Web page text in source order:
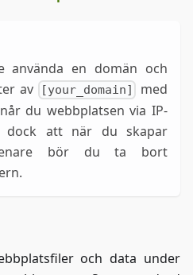
använda en domän och
av
[your_domain]
med
du webbplatsen via IP-
dock att när du skapar
bör du ta bort
och data under